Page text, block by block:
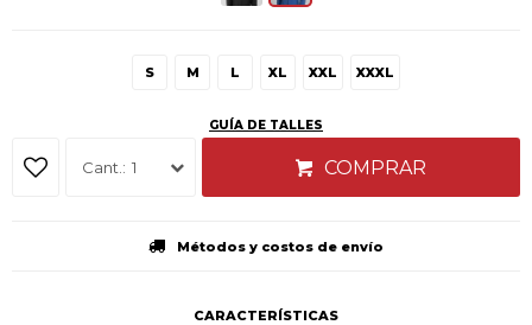
S M L XL XXL XXXL
GUÍA DE TALLES
1 COMPRAR
Métodos y costos de envío
CARACTERÍSTICAS